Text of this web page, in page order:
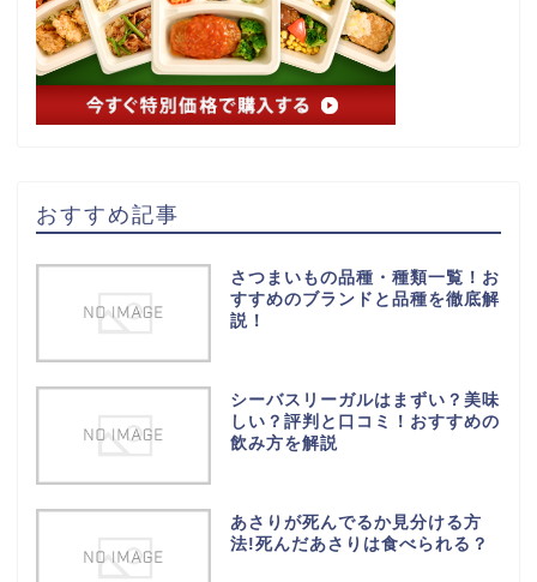
おすすめ記事
さつまいもの品種・種類一覧！お
すすめのブランドと品種を徹底解
説！
シーバスリーガルはまずい？美味
しい？評判と口コミ！おすすめの
飲み方を解説
あさりが死んでるか見分ける方
法!死んだあさりは食べられる？